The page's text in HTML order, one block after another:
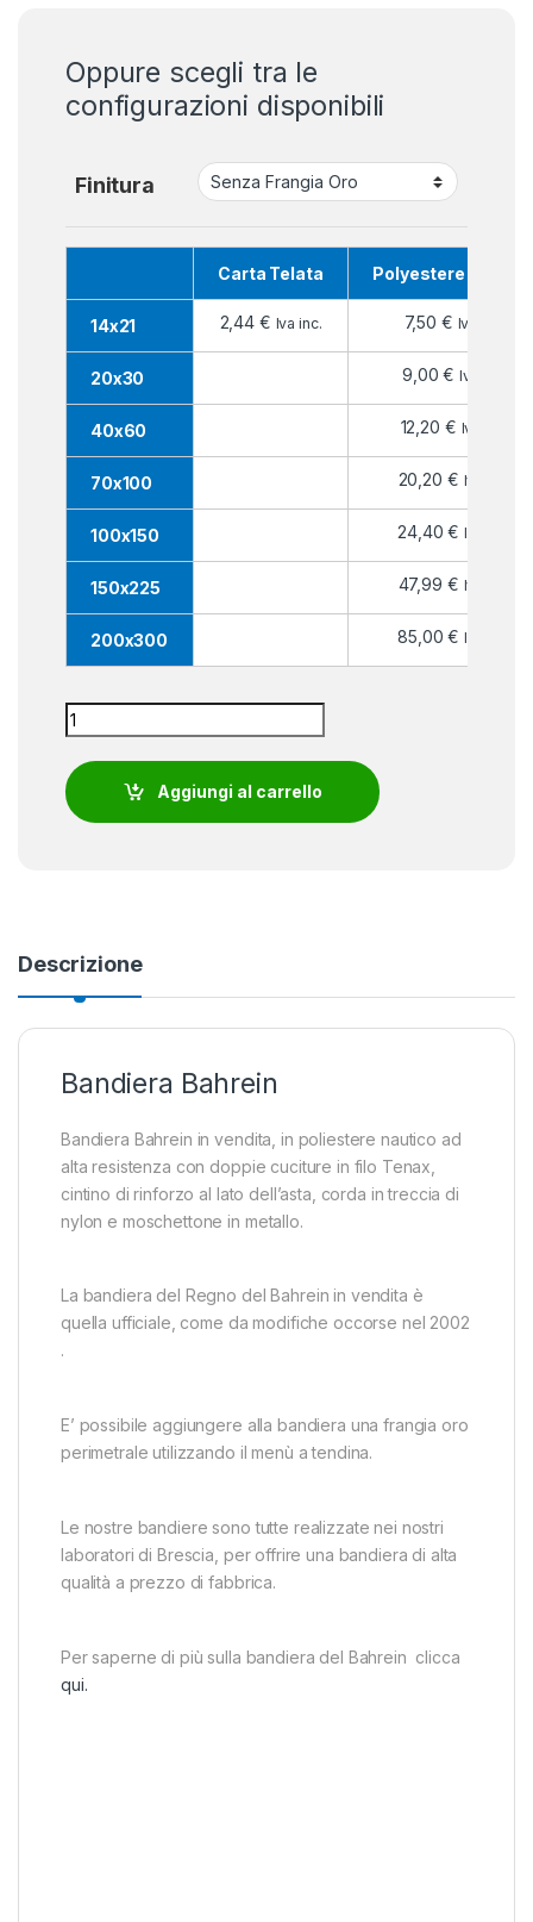
Oppure scegli tra le
configurazioni disponibili
Finitura
Carta Telata Polyestere
14x21 2,44 € Iva inc. 7,50 € Iva inc.
20x30 9,00€ Iva inc.
40x60 12,20 € Iva inc.
70x100 20,20 € Iva inc.
100x150 24,40€ Iva inc.
150x225 47,99 € Iva inc.
200x300 85,00€ Iva inc.
Bandiera Bahrein quantity
Aggiungi al carrello
Descrizione
Bandiera Bahrein
Bandiera Bahrein in vendita, in poliestere nautico ad
alta resistenza con doppie cuciture in filo Tenax,
cintino di rinforzo al lato dell’asta, corda in treccia di
nylon e moschettone in metallo.
La bandiera del Regno del Bahrein in vendita è
quella ufficiale, come da modifiche occorse nel 2002
.
E’ possibile aggiungere alla bandiera una frangia oro
perimetrale utilizzando il menù a tendina.
Le nostre bandiere sono tutte realizzate nei nostri
laboratori di Brescia, per offrire una bandiera di alta
qualità a prezzo di fabbrica.
Per saperne di più sulla bandiera del Bahrein clicca
qui.